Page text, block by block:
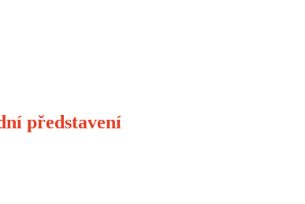
představení